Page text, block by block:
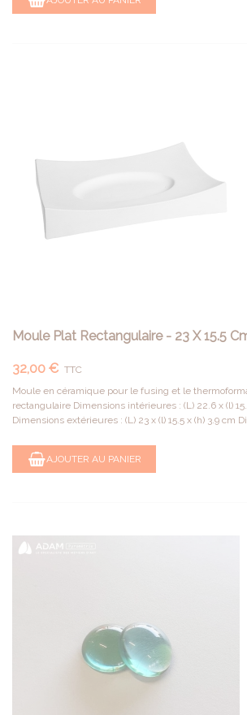
Moule Plat Rectangulaire - 23 X 15.5
32,00 € TTC
Moule en céramique pour le fusing et le
rectangulaire Dimensions intérieures : (L) 22.6 x (l)
Dimensions extérieures : (L) 23 x (l) 15.5 x (h) 3.9 cm
AJOUTER AU PANIER